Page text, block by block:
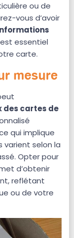
ou de
vous d’avoir
essentiel
carte.
mesure
des cartes de
qui implique
varient selon la
Opter pour
d’obtenir
reflétant
ou de votre